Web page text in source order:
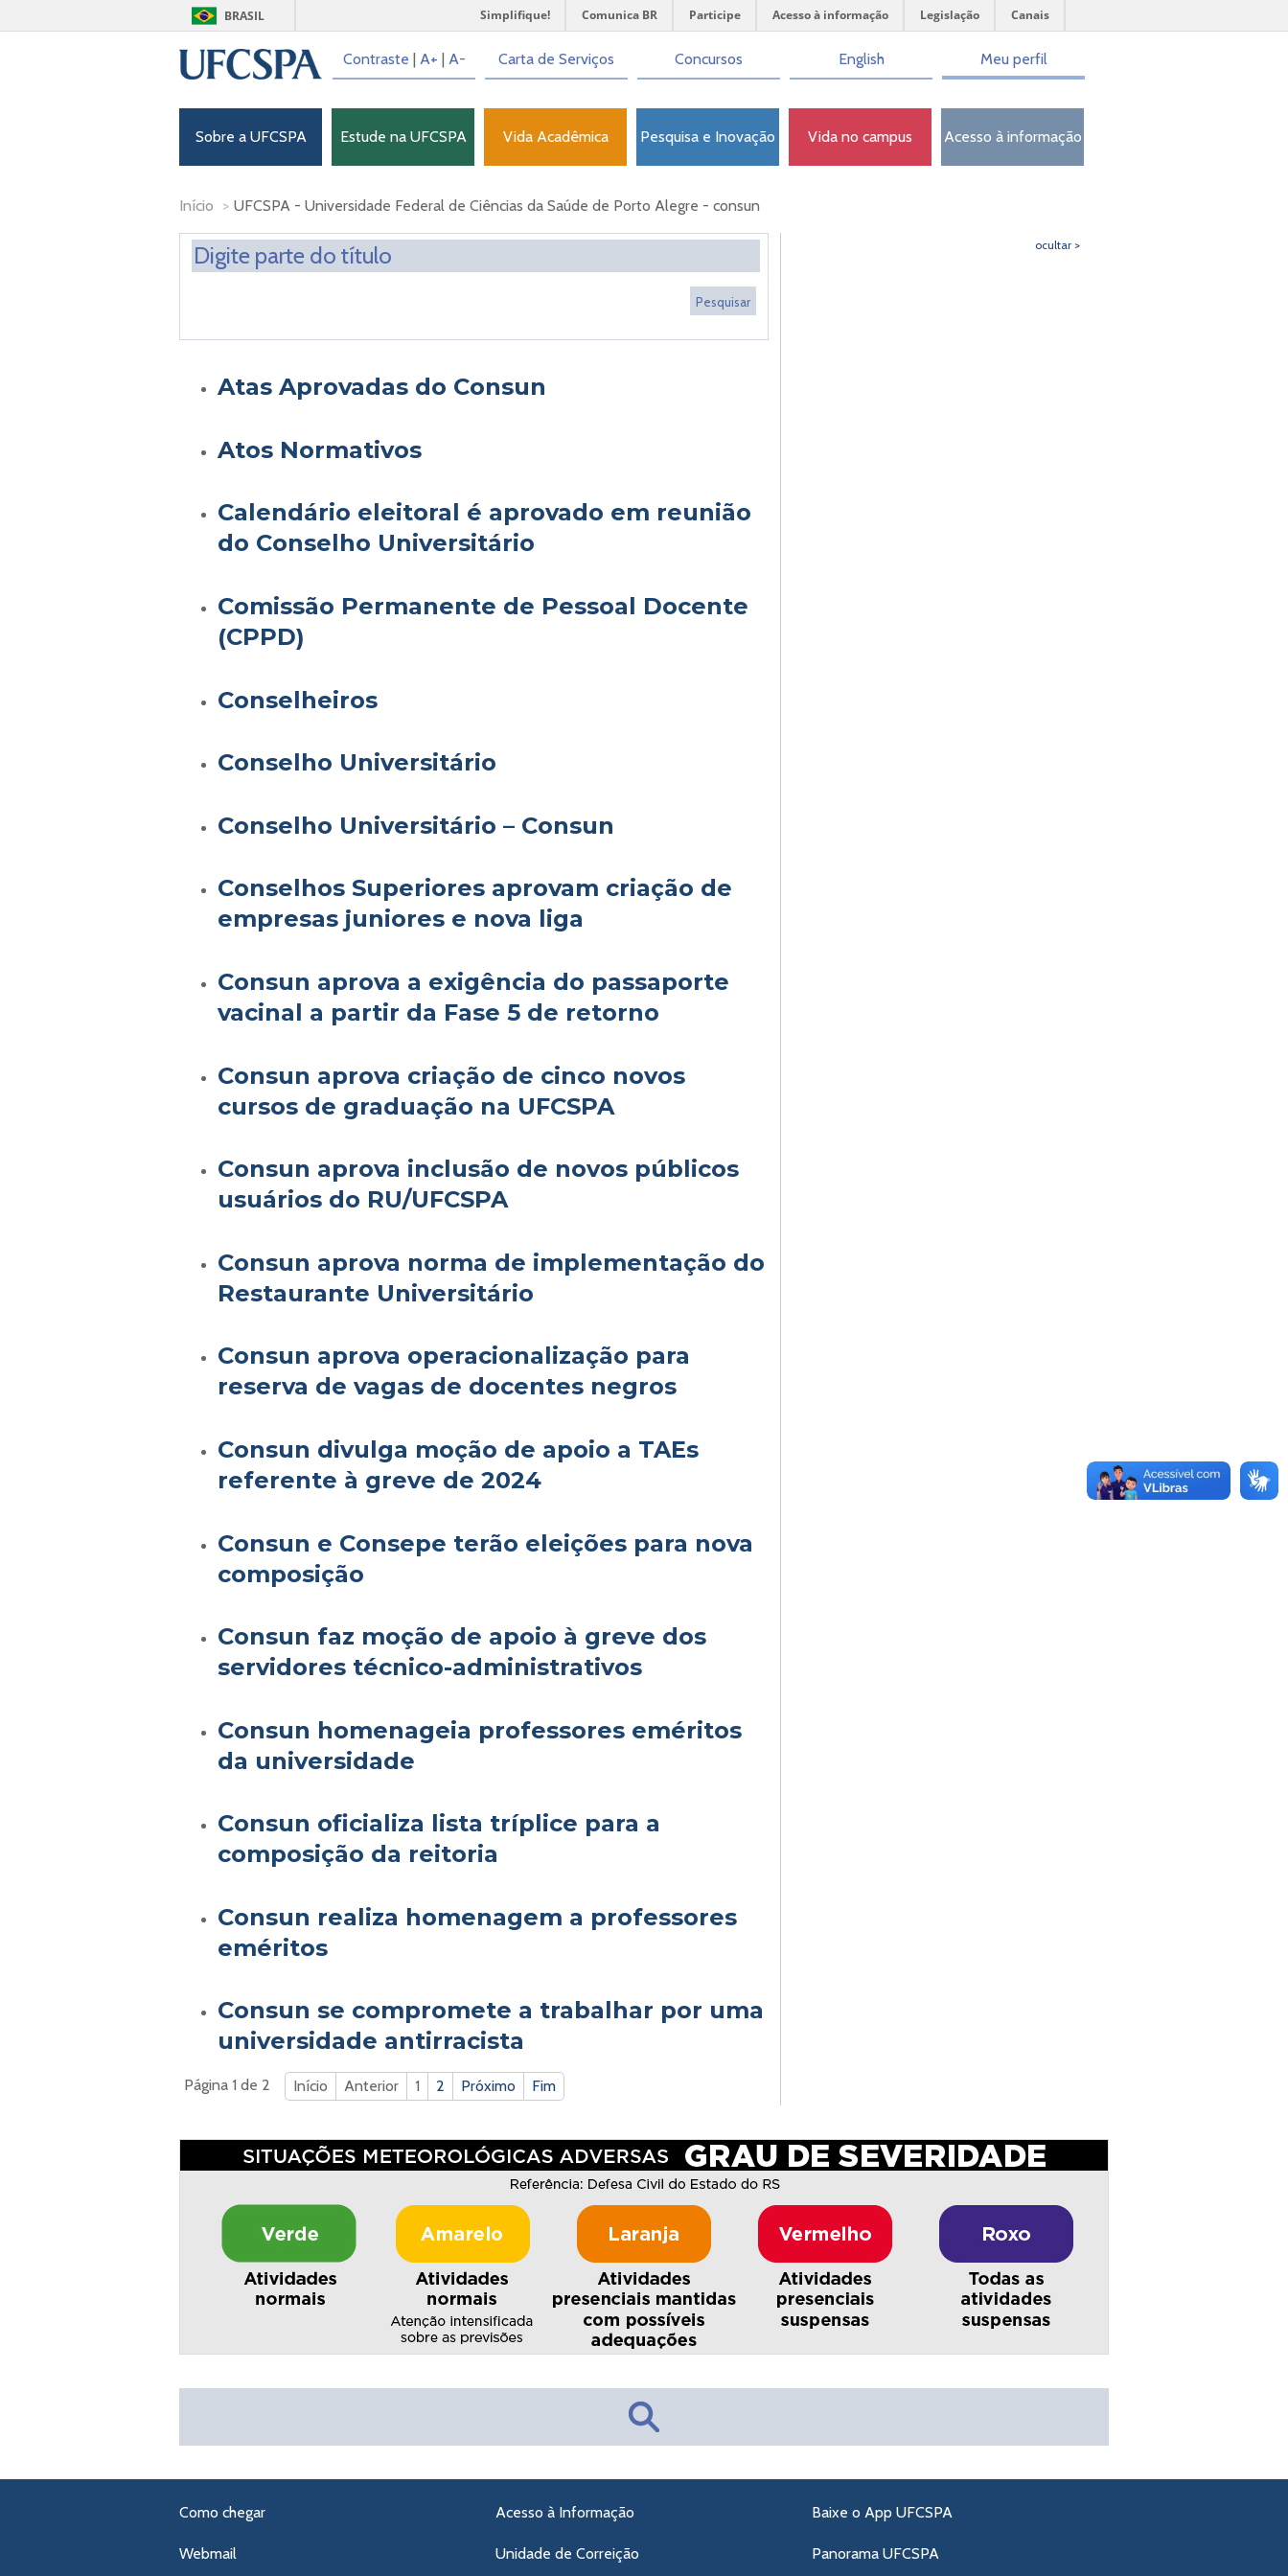
BRASIL Simplifique! Comunica BR Participe Acesso à informação Legislação Canais
Contraste | A+ | A- Carta de Serviços Concursos English Meu perfil
Sobre a UFCSPA Estude na UFCSPA Vida Acadêmica Pesquisa e Inovação Vida no campus Acesso à informação
Início > UFCSPA - Universidade Federal de Ciências da Saúde de Porto Alegre - consun
Atas Aprovadas do Consun
Atos Normativos
Calendário eleitoral é aprovado em reunião
do Conselho Universitário
Comissão Permanente de Pessoal Docente
(CPPD)
Conselheiros
Conselho Universitário
Conselho Universitário – Consun
Conselhos Superiores aprovam criação de
empresas juniores e nova liga
Consun aprova a exigência do passaporte
vacinal a partir da Fase 5 de retorno
Consun aprova criação de cinco novos
cursos de graduação na UFCSPA
Consun aprova inclusão de novos públicos
usuários do RU/UFCSPA
Consun aprova norma de implementação do
Restaurante Universitário
Consun aprova operacionalização para
reserva de vagas de docentes negros
Consun divulga moção de apoio a TAEs
referente à greve de 2024
Consun e Consepe terão eleições para nova
composição
Consun faz moção de apoio à greve dos
servidores técnico-administrativos
Consun homenageia professores eméritos
da universidade
Consun oficializa lista tríplice para a
composição da reitoria
Consun realiza homenagem a professores
eméritos
Consun se compromete a trabalhar por uma
universidade antirracista
Página 1 de 2 Início Anterior 1 2 Próximo Fim
ocultar >
Como chegar
Webmail
Acesso à Informação
Unidade de Correição
Baixe o App UFCSPA
Panorama UFCSPA